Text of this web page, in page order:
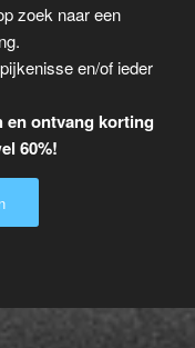
zoek naar een
en/of ieder
en ontvang korting
60%!